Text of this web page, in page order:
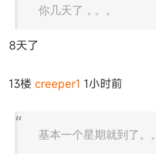
你几天了，。。
8天了
13楼 creeper1 1小时前
基本一个星期就到了。。